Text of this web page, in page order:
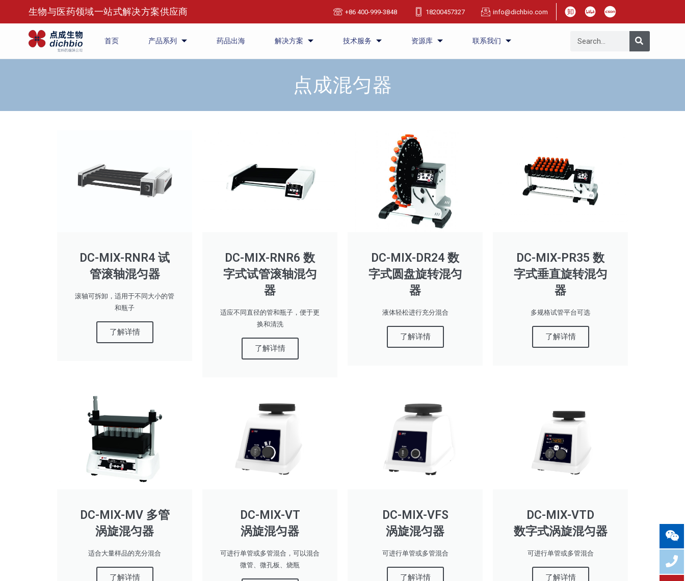
生物与医药领域一站式解决方案供应商 +86 400-999-3848 18200457327 info@dichbio.com
首页 产品系列 药品出海 解决方案 技术服务 资源库 联系我们
点成混匀器
DC-MIX-RNR4 试
管滚轴混匀器
滚轴可拆卸，适用于不同大小的管
和瓶子
了解详情
DC-MIX-RNR6 数
字式试管滚轴混匀
器
适应不同直径的管和瓶子，便于更
换和清洗
了解详情
DC-MIX-DR24 数
字式圆盘旋转混匀
器
液体轻松进行充分混合
了解详情
DC-MIX-PR35 数
字式垂直旋转混匀
器
多规格试管平台可选
了解详情
DC-MIX-MV 多管
涡旋混匀器
适合大量样品的充分混合
了解详情
DC-MIX-VT
涡旋混匀器
可进行单管或多管混合，可以混合
微管、微孔板、烧瓶
DC-MIX-VFS
涡旋混匀器
可进行单管或多管混合
了解详情
DC-MIX-VTD
数字式涡旋混匀器
可进行单管或多管混合
了解详情